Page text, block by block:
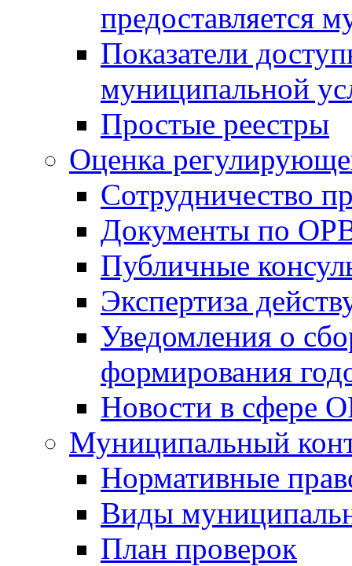
предоставляется
Показатели
муниципальной
Простые реестры
Оценка
Сотрудничество
Документы по
Публичные
Экспертиза
Уведомления о
формирования
Новости в сфере
Муниципальный
Нормативные
Виды
План проверок